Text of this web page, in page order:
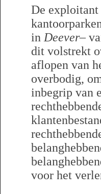
De
in Deever–
dit volstrekt
aflopen van
overbodig,
inbegrip van
voor het